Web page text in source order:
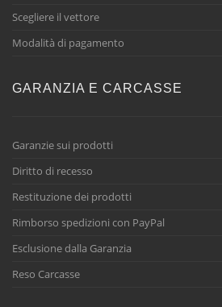
Scegliere il vettore
Modalità di pagamento
GARANZIA E CARCASSE
Garanzie sui prodotti
Diritto di recesso
Restituzione dei prodotti
Rimborso spedizioni con PayPal
Esclusione dalla Garanzia
Reso Carcasse